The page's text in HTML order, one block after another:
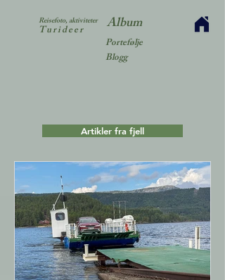
Reisefoto, aktiviteter
Turideer Album
Portefølje
Blogg
Artikler fra fjell